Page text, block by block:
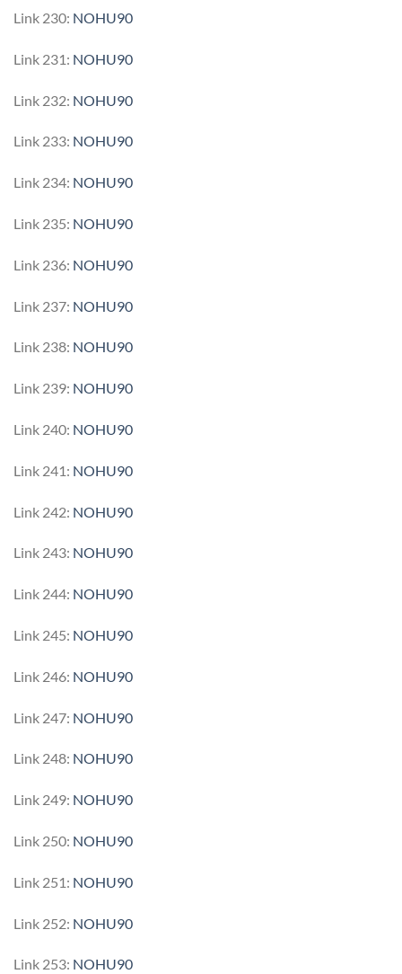
Link 230: NOHU90
Link 231: NOHU90
Link 232: NOHU90
Link 233: NOHU90
Link 234: NOHU90
Link 235: NOHU90
Link 236: NOHU90
Link 237: NOHU90
Link 238: NOHU90
Link 239: NOHU90
Link 240: NOHU90
Link 241: NOHU90
Link 242: NOHU90
Link 243: NOHU90
Link 244: NOHU90
Link 245: NOHU90
Link 246: NOHU90
Link 247: NOHU90
Link 248: NOHU90
Link 249: NOHU90
Link 250: NOHU90
Link 251: NOHU90
Link 252: NOHU90
Link 253: NOHU90